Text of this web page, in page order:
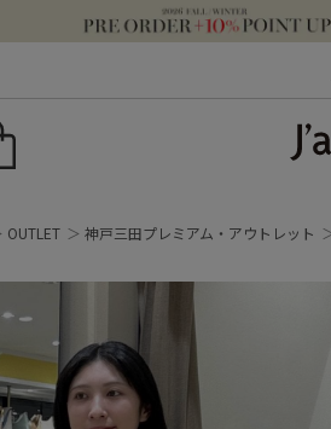
OUTLET 神戸三田プレミアム・アウトレット